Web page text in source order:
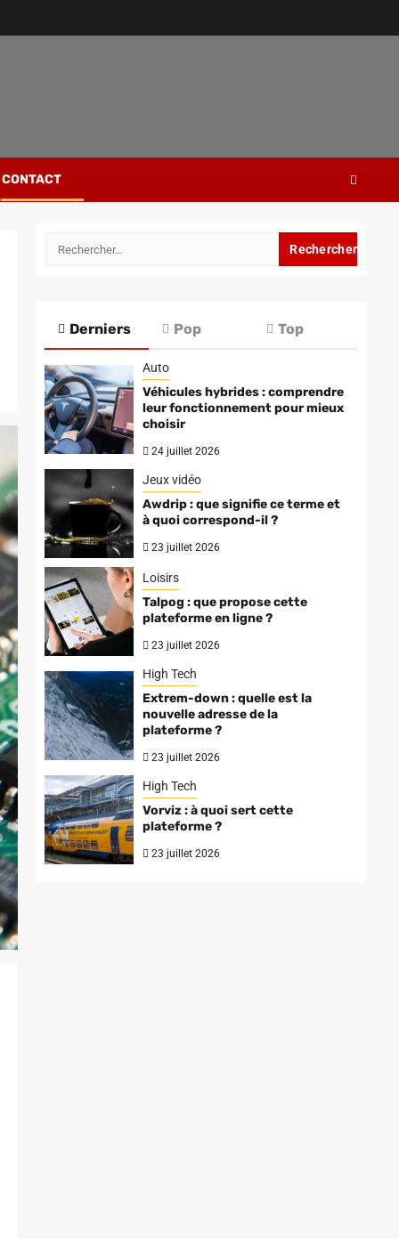
CONTACT
Rechercher :
Derniers Pop Top
Auto
Véhicules hybrides : comprendre
leur fonctionnement pour mieux
choisir
24 juillet 2026
Jeux vidéo
Awdrip : que signifie ce terme et
à quoi correspond-il ?
23 juillet 2026
Loisirs
Talpog : que propose cette
plateforme en ligne ?
23 juillet 2026
High Tech
Extrem-down : quelle est la
nouvelle adresse de la
plateforme ?
23 juillet 2026
High Tech
Vorviz : à quoi sert cette
plateforme ?
23 juillet 2026